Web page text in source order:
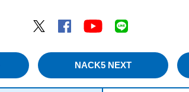
Twitter
Facebook YouTube
NACK5 NEXT